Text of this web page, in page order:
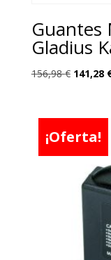
Guantes
Gladius
156,98€ El
era:
156,98 €.
141,28
¡Oferta!